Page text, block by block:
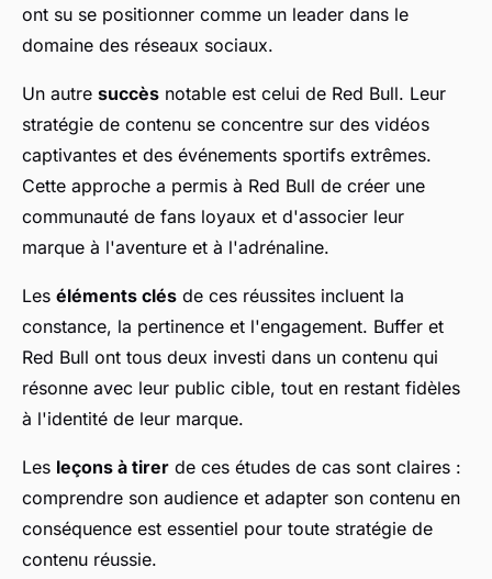
ont su se positionner comme un leader dans le
domaine des réseaux sociaux.
Un autre succès notable est celui de Red Bull. Leur
stratégie de contenu se concentre sur des vidéos
captivantes et des événements sportifs extrêmes.
Cette approche a permis à Red Bull de créer une
communauté de fans loyaux et d'associer leur
marque à l'aventure et à l'adrénaline.
Les éléments clés de ces réussites incluent la
constance, la pertinence et l'engagement. Buffer et
Red Bull ont tous deux investi dans un contenu qui
résonne avec leur public cible, tout en restant fidèles
à l'identité de leur marque.
Les leçons à tirer de ces études de cas sont claires :
comprendre son audience et adapter son contenu en
conséquence est essentiel pour toute stratégie de
contenu réussie.